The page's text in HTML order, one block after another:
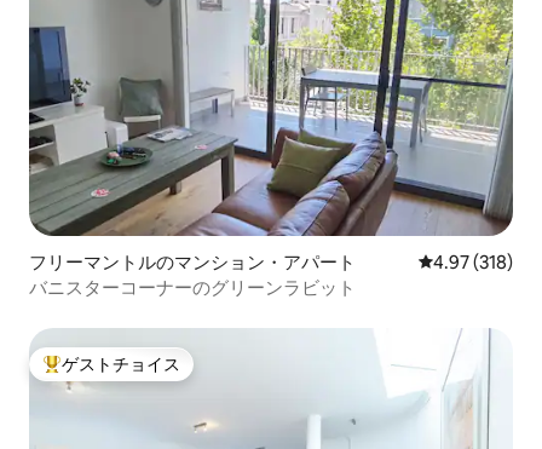
フリーマントルのマンション・アパート レビュー318
4.97 (318)
バニスターコーナーのグリーンラビット
大好評のゲストチョイスです。
ゲストチョイス